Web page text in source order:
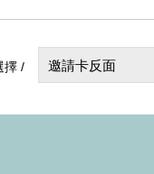
擇 / 邀請卡反面